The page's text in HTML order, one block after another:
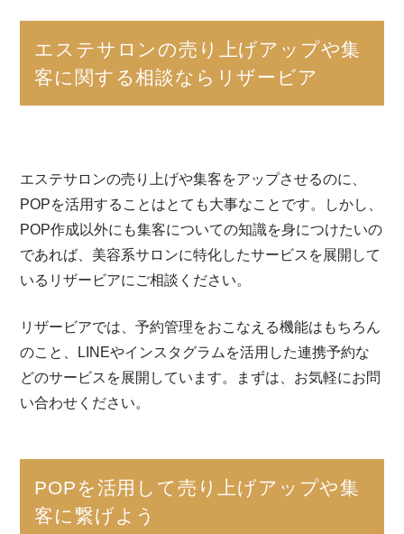
エステサロンの売り上げアップや集
客に関する相談ならリザービア
エステサロンの売り上げや集客をアップさせるのに、
POPを活用することはとても大事なことです。しかし、
POP作成以外にも集客についての知識を身につけたいの
であれば、美容系サロンに特化したサービスを展開して
いるリザービアにご相談ください。
リザービアでは、予約管理をおこなえる機能はもちろん
のこと、LINEやインスタグラムを活用した連携予約な
どのサービスを展開しています。まずは、お気軽にお問
い合わせください。
POPを活用して売り上げアップや集
客に繋げよう